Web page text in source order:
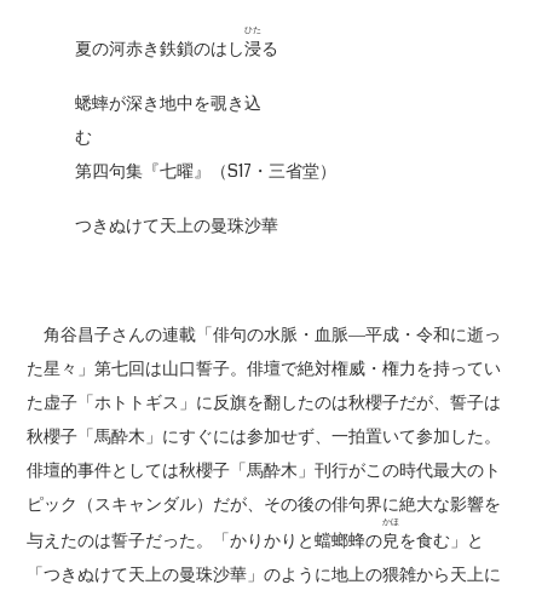
夏の河赤き鉄鎖のはし浸
ひた
る
蟋蟀が深き地中を覗き込
む
第四句集『七曜』（S17・三省堂）
つきぬけて天上の曼珠沙華
角谷昌子さんの連載「俳句の水脈・血脈―平成・令和に逝っ
た星々」第七回は山口誓子。俳壇で絶対権威・権力を持ってい
た虚子「ホトトギス」に反旗を翻したのは秋櫻子だが、誓子は
秋櫻子「馬酔木」にすぐには参加せず、一拍置いて参加した。
俳壇的事件としては秋櫻子「馬酔木」刊行がこの時代最大のト
ピック（スキャンダル）だが、その後の俳句界に絶大な影響を
与えたのは誓子だった。「かりかりと蟷螂蜂の皃
かほ
を食む」と
「つきぬけて天上の曼珠沙華」のように地上の猥雑から天上に